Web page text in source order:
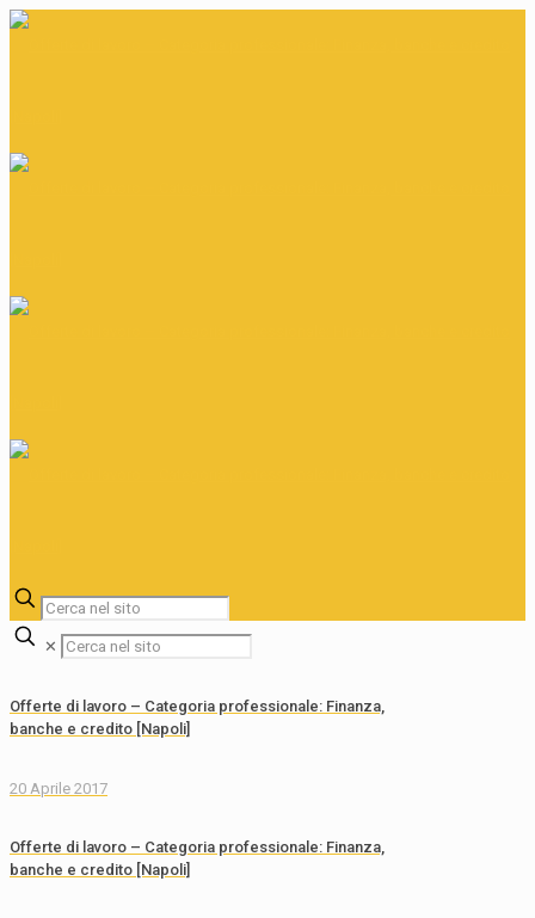
✕
Offerte di lavoro – Categoria professionale: Finanza,
banche e credito [Napoli]
20 Aprile 2017
Offerte di lavoro – Categoria professionale: Finanza,
banche e credito [Napoli]